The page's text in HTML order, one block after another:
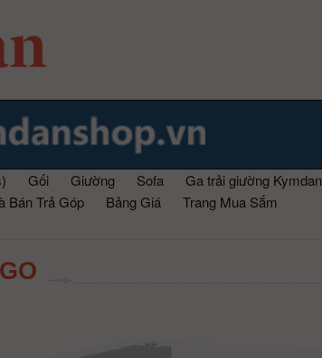
Gối Giường Sofa Ga trải giường Kymdan
Bán Trả Góp
Bảng Giá Trang Mua Sắm